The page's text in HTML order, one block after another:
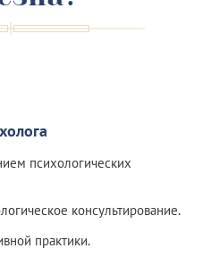
психологических
консультирование.
практики.